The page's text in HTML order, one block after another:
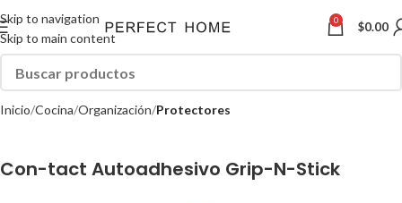
Skip to navigation
Skip to main content
0 $0.00
Inicio Cocina Organización Protectores
Con-tact Autoadhesivo Grip-N-Stick